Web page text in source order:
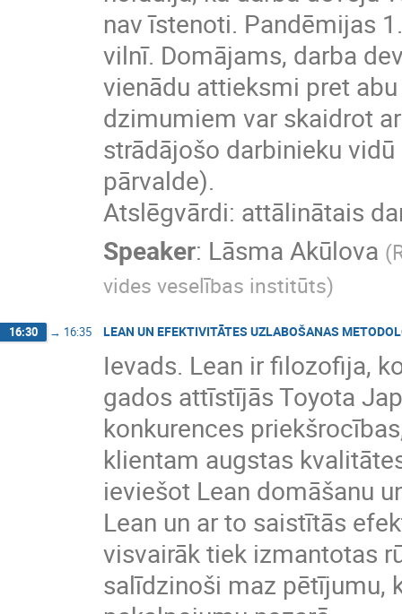
nav īstenoti. Pandēmijas
vilnī. Domājams, darba
vienādu attieksmi pret
dzimumiem var skaidrot
strādājošo darbinieku
pārvalde).
Atslēgvārdi: attālinātais
Speaker: Lāsma Akūlova (
vides veselības institūts)
16:30 → 16:35 LEAN UN EFEKTIVITĀTES UZLABOŠANAS
Ievads. Lean ir filozofija,
gados attīstījās Toyota
konkurences
klientam augstas
ieviešot Lean domāšanu
Lean un ar to saistītās
visvairāk tiek izmantotas
salīdzinoši maz pētījumu,